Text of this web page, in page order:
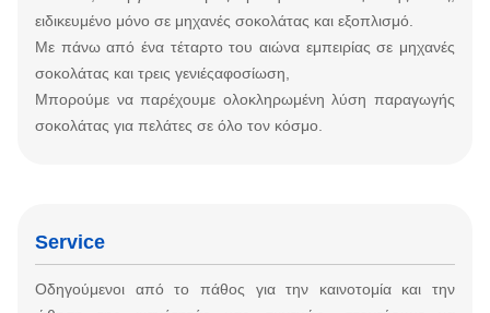
ειδικευμένο μόνο σε μηχανές σοκολάτας και εξοπλισμό.
Με πάνω από ένα τέταρτο του αιώνα εμπειρίας σε μηχανές
σοκολάτας και τρεις γενιέςαφοσίωση,
Μπορούμε να παρέχουμε ολοκληρωμένη λύση παραγωγής
σοκολάτας για πελάτες σε όλο τον κόσμο.
Service
Οδηγούμενοι από το πάθος για την καινοτομία και την